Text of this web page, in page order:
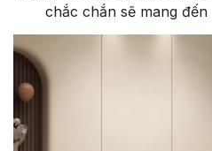
chắc chắn sẽ mang